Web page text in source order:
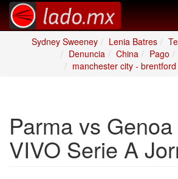
Sydney Sweeney
Lenia Batres
Denuncia
China Pago
manchester city - brentford
Parma vs
VIVO Serie A